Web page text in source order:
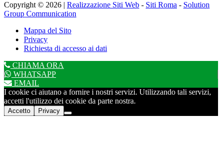
Copyright © 2026 | Realizzazione Siti Web - Siti Roma - Solution
Group Communication
Mappa del Sito
Privacy
Richiesta di accesso ai dati
CHIAMA ORA
WHATSAPP
EMAIL
I cookie ci aiutano a fornire i nostri servizi. Utilizzando tali servizi,
accetti l'utilizzo dei cookie da parte nostra.
Accetto Privacy